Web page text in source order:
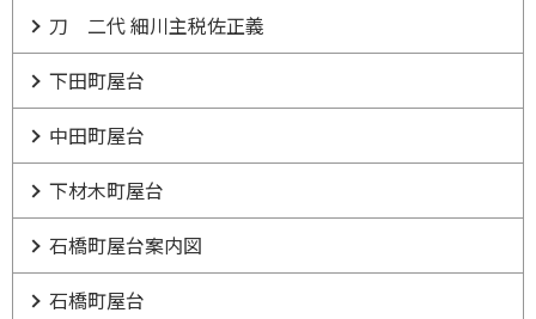
刀 二代 細川主税佐正義
下田町屋台
中田町屋台
下材木町屋台
石橋町屋台案内図
石橋町屋台